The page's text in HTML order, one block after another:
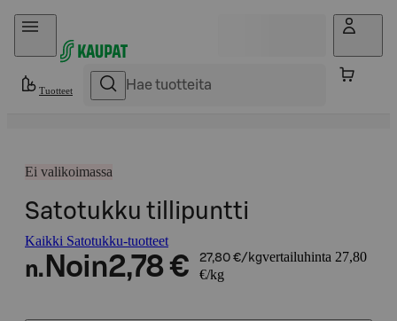
Hyppää sisältöön
Tuotteet
Ei valikoimassa
Satotukku tillipuntti
Kaikki Satotukku-tuotteet
n. Noin2,78 € 27,80 €/kgvertailuhinta 27,80
€/kg